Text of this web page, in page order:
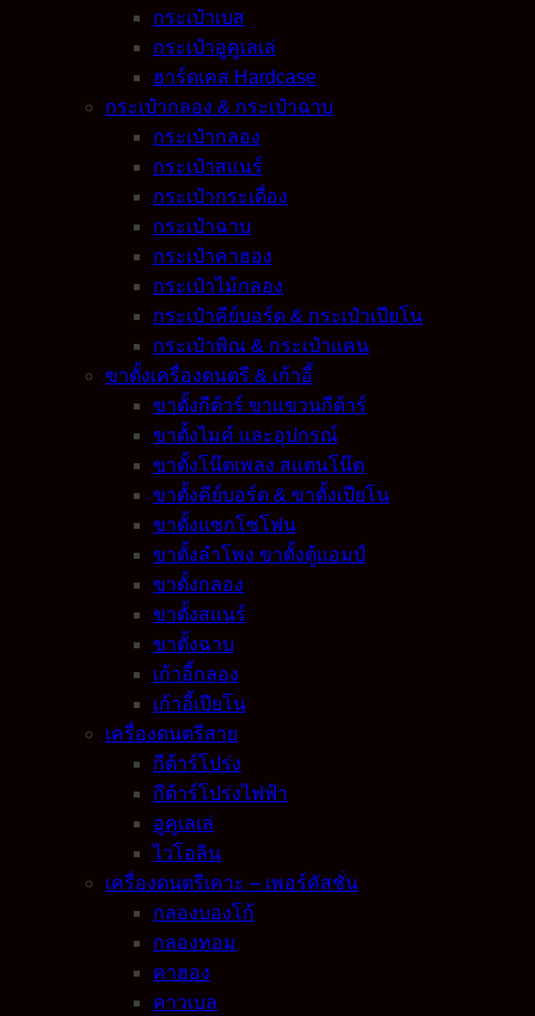
กระเป๋าเบส
กระเป๋าอูคูเลเล่
ฮาร์ดเคส Hardcase
กระเป๋ากลอง & กระเป๋าฉาบ
กระเป๋ากลอง
กระเป๋าสแนร์
กระเป๋ากระเดื่อง
กระเป๋าฉาบ
กระเป๋าคาฮอง
กระเป๋าไม้กลอง
กระเป๋าคีย์บอร์ด & กระเป๋าเปียโน
กระเป๋าพิณ & กระเป๋าแคน
ขาตั้งเครื่องดนตรี & เก้าอี้
ขาตั้งกีต้าร์ ขาแขวนกีต้าร์
ขาตั้งไมค์ และอุปกรณ์
ขาตั้งโน๊ตเพลง สแตนโน๊ต
ขาตั้งคีย์บอร์ด & ขาตั้งเปียโน
ขาตั้งแซกโซโฟน
ขาตั้งลำโพง ขาตั้งตู้แอมป์
ขาตั้งกลอง
ขาตั้งสแนร์
ขาตั้งฉาบ
เก้าอี้กลอง
เก้าอี้เปียโน
เครื่องดนตรีสาย
กีต้าร์โปร่ง
กีต้าร์โปร่งไฟฟ้า
อูคูเลเล่
ไวโอลิน
เครื่องดนตรีเคาะ – เพอร์คัสชั่น
กลองบองโก้
กลองทอม
คาฮอง
คาวเบล